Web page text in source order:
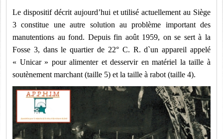
Le dispositif décrit aujourd’hui et utilisé actuellement au Siège
3 constitue une autre solution au problème important des
manutentions au fond. Depuis fin août 1959, on se sert à la
Fosse 3, dans le quartier de 22° C. R. d`un appareil appelé
« Unicar » pour alimenter et desservir en matériel la taille à
soutènement marchant (taille 5) et la taille à rabot (taille 4).